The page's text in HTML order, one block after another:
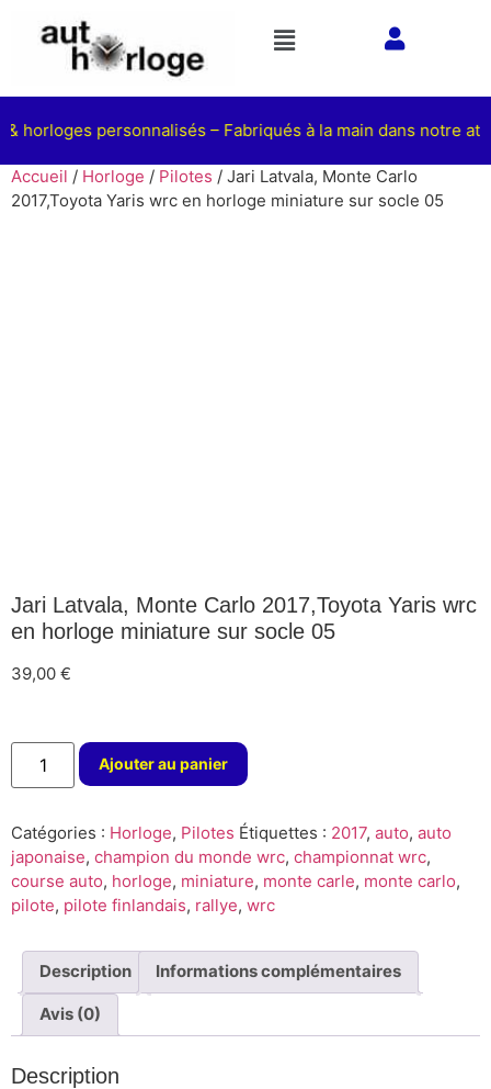
personnalisés – Fabriqués à la main dans notre
Accueil / Horloge / Pilotes / Jari Latvala, Monte Carlo
2017,Toyota Yaris wrc en horloge miniature sur socle 05
Jari Latvala, Monte Carlo 2017,Toyota Yaris wrc
en horloge miniature sur socle 05
39,00 €
Ajouter au panier
Catégories : Horloge, Pilotes Étiquettes : 2017, auto, auto
japonaise, champion du monde wrc, championnat wrc,
course auto, horloge, miniature, monte carle, monte carlo,
pilote, pilote finlandais, rallye, wrc
Description Informations complémentaires
Avis (0)
Description